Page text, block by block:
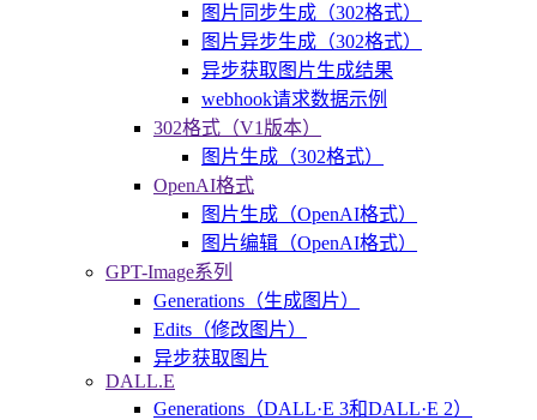
图片同步生成（302格式）
图片异步生成（302格式）
异步获取图片生成结果
webhook请求数据示例
302格式（V1版本）
图片生成（302格式）
OpenAI格式
图片生成（OpenAI格式）
图片编辑（OpenAI格式）
GPT-Image系列
Generations（生成图片）
Edits（修改图片）
异步获取图片
DALL.E
Generations（DALL·E 3和DALL·E 2）